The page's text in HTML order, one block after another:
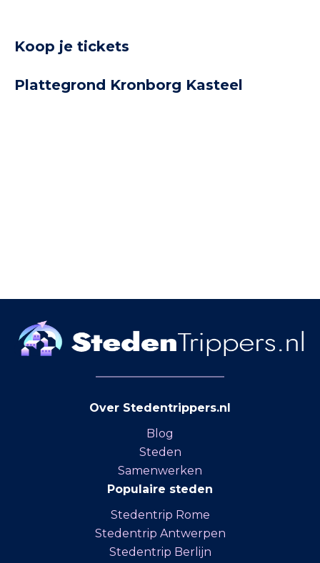
Koop je tickets
Plattegrond Kronborg Kasteel
Over Stedentrippers.nl
Blog
Steden
Samenwerken
Populaire steden
Stedentrip Rome
Stedentrip Antwerpen
Stedentrip Berlijn